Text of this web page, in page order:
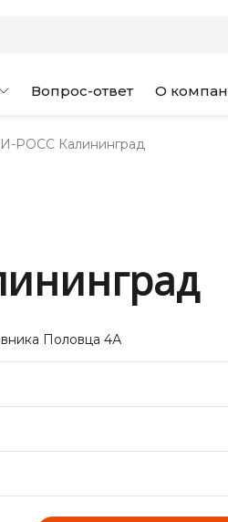
Вопрос-ответ О
РОСС Калининград
Половца 4А